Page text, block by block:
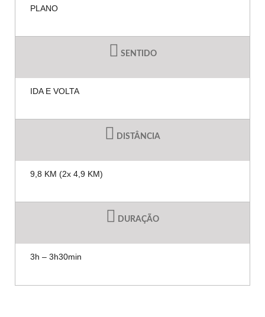
PLANO
SENTIDO
IDA E VOLTA
DISTÂNCIA
9,8 KM (2x 4,9 KM)
DURAÇÃO
3h – 3h30min